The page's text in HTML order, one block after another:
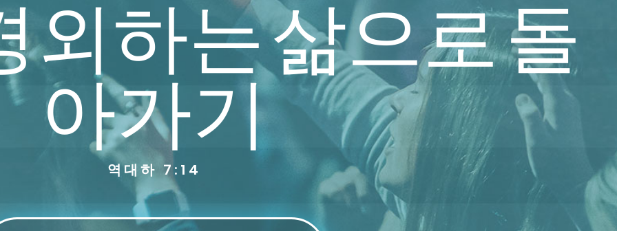
외하는 삶으로 돌
아가기
역대하 7:14